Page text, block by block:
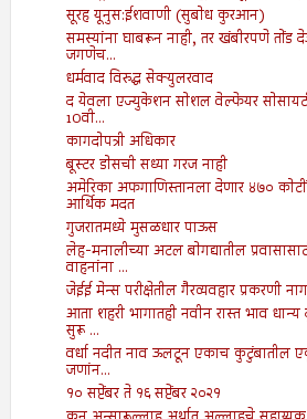
सूरह यूनुस:ईशवाणी (सुबोध कुरआन)
समस्यांना घाबरून नाही, तर खंबीरपणे तोंड
जगणेच...
धर्मवाद विरुद्ध सेक्युलरवाद
द येवला एज्युकेशन सोशल वेल्फेयर
10वी...
कागदोपत्री अधिकार
बूस्टर डोसची सध्या गरज नाही
अमेरिका अफगाणिस्तानला देणार ४७०
आर्थिक मदत
गुजरातमध्ये मुसळधार पाऊस
लेह-मनालीच्या अटल बोगद्यातील
वाहनांना ...
जेईई मेन्स परीक्षेतील गैरव्यवहार प्रकरणी
आता शहरी भागातही नवीन रास्त भाव
सुरू ...
वर्धा नदीत नाव ऊलटून एकाच कुटुंबातील
जणांन...
१० सप्टेंबर ते १६ सप्टेंबर २०२१